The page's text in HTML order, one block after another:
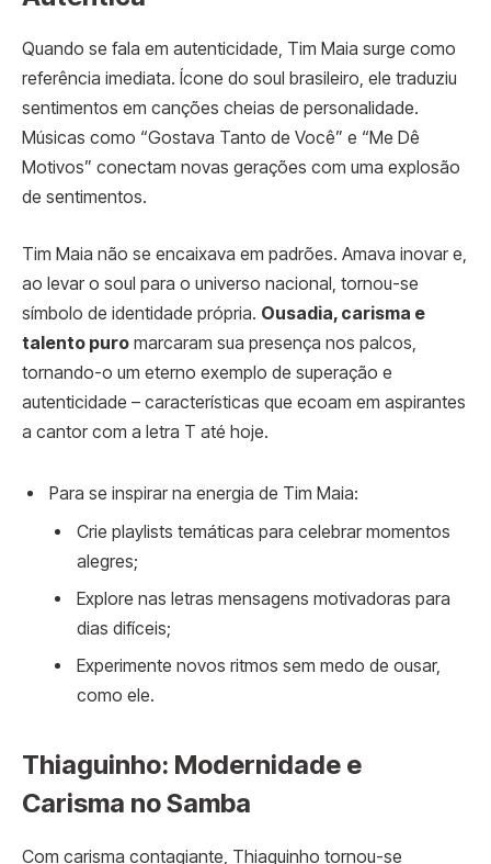
Quando se fala em autenticidade, Tim Maia surge como
referência imediata. Ícone do soul brasileiro, ele traduziu
sentimentos em canções cheias de personalidade.
Músicas como “Gostava Tanto de Você” e “Me Dê
Motivos” conectam novas gerações com uma explosão
de sentimentos.
Tim Maia não se encaixava em padrões. Amava inovar e,
ao levar o soul para o universo nacional, tornou-se
símbolo de identidade própria. Ousadia, carisma e
talento puro marcaram sua presença nos palcos,
tornando-o um eterno exemplo de superação e
autenticidade – características que ecoam em aspirantes
a cantor com a letra T até hoje.
Para se inspirar na energia de Tim Maia:
Crie playlists temáticas para celebrar momentos
alegres;
Explore nas letras mensagens motivadoras para
dias difíceis;
Experimente novos ritmos sem medo de ousar,
como ele.
Thiaguinho: Modernidade e
Carisma no Samba
Com carisma contagiante, Thiaguinho tornou-se